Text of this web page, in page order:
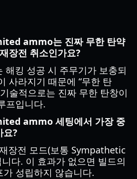
ammo는 진짜 무한 탄약
장전 취소인가요?
해킹 성공 시 주무기가 보충되
사라지기 때문에 “무한 탄
술적으로는 진짜 무한 탄창이
프입니다.
ammo 세팅에서 가장 중
요?
장전 모드(보통 Sympathetic
다. 이 효과가 없으면 빌드의
성립하지 않습니다.